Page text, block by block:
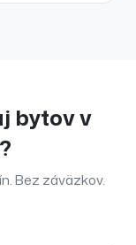
bytovv
Bez záväzkov.